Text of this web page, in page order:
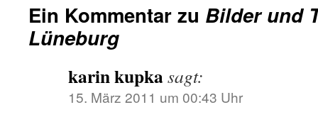
Ein Kommentar zu Bilder und
Lüneburg
karin kupkasagt:
15. März 2011 um 00:43 Uhr